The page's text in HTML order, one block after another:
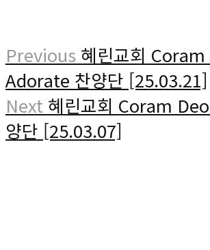
Previous 혜린교회
Adorate 찬양단 [25.03.21]
Next 혜린교회 Coram
양단 [25.03.07]